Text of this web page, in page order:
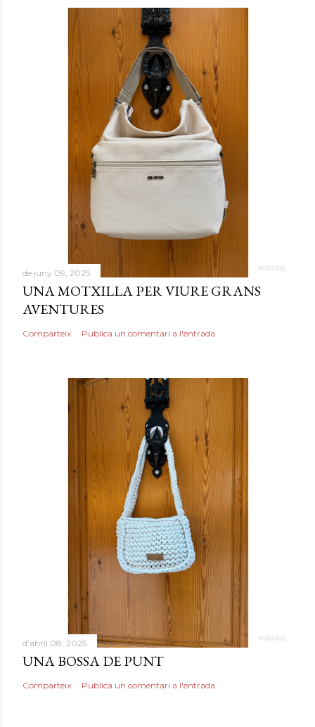
de juny 09, 2025
UNA MOTXILLA PER VIURE GRANS
AVENTURES
Comparteix Publica un comentari a l'entrada
d’abril 08, 2025
UNA BOSSA DE PUNT
Comparteix Publica un comentari a l'entrada